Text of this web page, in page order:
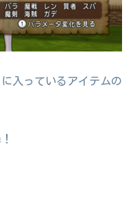
入っているアイテムの